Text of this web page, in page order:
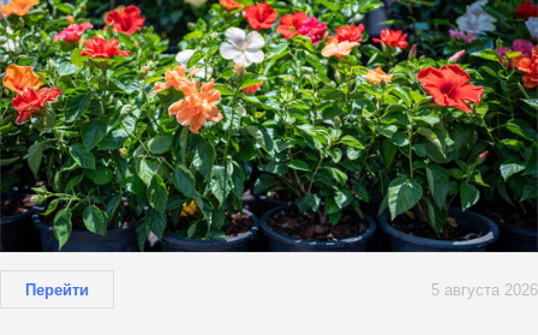
Перейти 5 августа 2026